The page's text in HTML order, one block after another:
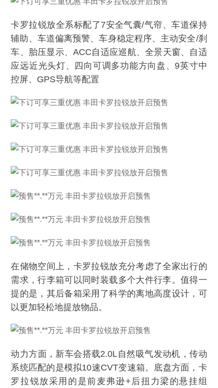
卡罗拉锐放全系标配了7安全气囊/气帘、车道保持
辅助、车道偏离预警、车身稳定程序、主动安全/刹
车、胎压显示、ACC自适应巡航、全景天窗、自适
应远近光头灯、四向可调多功能方向盘、9英寸中
控屏、GPS导航等配置
在储物空间上，卡罗拉锐放充分考虑了全家出行的
需求，行李箱可以同时装载多个大件行李。值得一
提的是，其后备箱采用了科学的离地高度设计，可
以更加轻松地提放物品。
动力方面，新车会搭载2.0L自然吸气发动机，传动
系统匹配的是模拟10速CVT变速箱。底盘方面，卡
罗拉锐放采用的是前麦弗逊+后扭力梁的悬挂组